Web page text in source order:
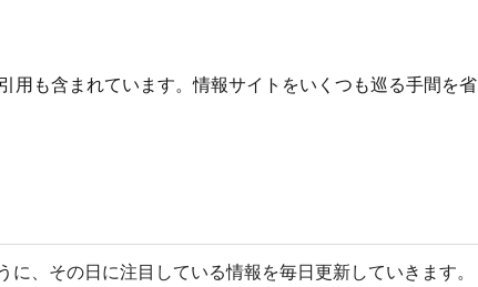
用も含まれています。情報サイトをいくつも巡る手間を省
、その日に注目している情報を毎日更新していきます。